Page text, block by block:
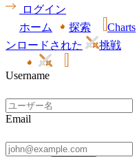
ログイン
ホーム
探索 Charts
ンロードされた
挑戦
Username
Email